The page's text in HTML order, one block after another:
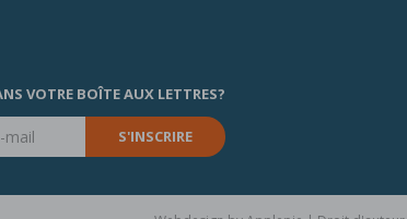
VOTRE BOÎTE AUX LETTRES?
S'INSCRIRE